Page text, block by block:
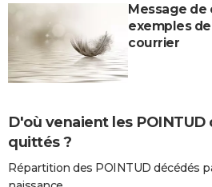
Message de
exemples
courrier
D'où venaient les
quittés ?
Répartition des POINTUD décédés